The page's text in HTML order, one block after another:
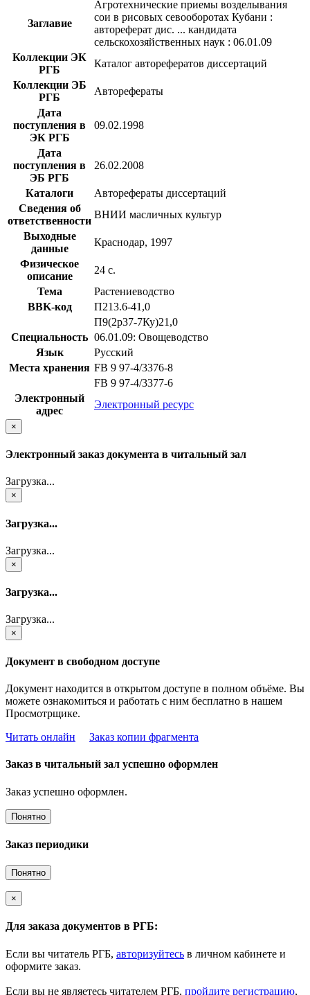
Заглавие
Агротехнические приемы возделывания
сои в рисовых севооборотах Кубани :
автореферат дис. ... кандидата
сельскохозяйственных наук : 06.01.09
Коллекции ЭК
РГБ
Каталог авторефератов диссертаций
Коллекции ЭБ
РГБ
Авторефераты
Дата
поступления в
ЭК РГБ
09.02.1998
Дата
поступления в
ЭБ РГБ
26.02.2008
Каталоги
Авторефераты диссертаций
Сведения об
ответственности
ВНИИ масличных культур
Выходные
данные
Краснодар, 1997
Физическое
описание
24 с.
Тема
Растениеводство
BBK-код
П213.6-41,0
П9(2р37-7Ку)21,0
Специальность 06.01.09: Овощеводство
Язык
Русский
Места хранения FB 9 97-4/3376-8
FB 9 97-4/3377-6
Электронный
адрес
Электронный ресурс
×
Электронный заказ документа в читальный зал
Загрузка...
×
Загрузка...
Загрузка...
×
Загрузка...
Загрузка...
×
Документ в свободном доступе
Документ находится в открытом доступе в полном объёме. Вы
можете ознакомиться и работать с ним бесплатно в нашем
Просмотрщике.
Читать онлайн
Заказ копии фрагмента
Заказ в читальный зал успешно оформлен
Заказ успешно оформлен.
Понятно
Заказ периодики
Понятно
×
Для заказа документов в РГБ:
Если вы читатель РГБ, авторизуйтесь в личном кабинете и
оформите заказ.
Если вы не являетесь читателем РГБ, пройдите регистрацию,